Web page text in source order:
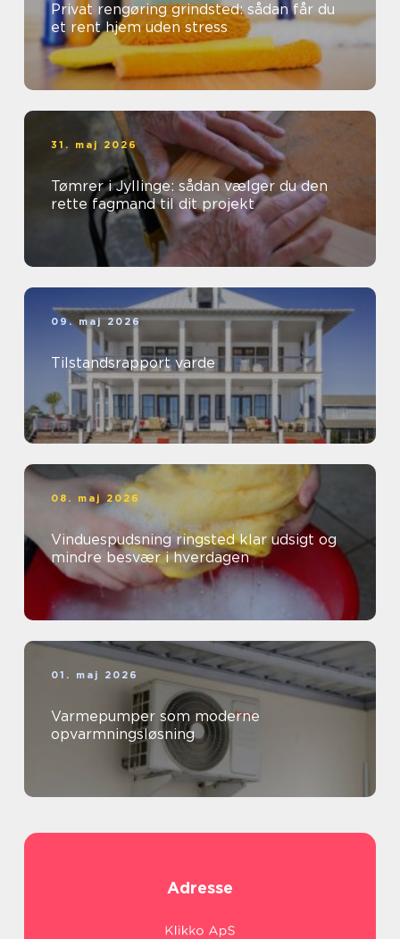
Privat rengøring grindsted: sådan får du
et rent hjem uden stress
31. maj 2026
Tømrer i Jyllinge: sådan vælger du den
rette fagmand til dit projekt
09. maj 2026
Tilstandsrapport varde
08. maj 2026
Vinduespudsning ringsted klar udsigt og
mindre besvær i hverdagen
01. maj 2026
Varmepumper som moderne
opvarmningsløsning
Adresse